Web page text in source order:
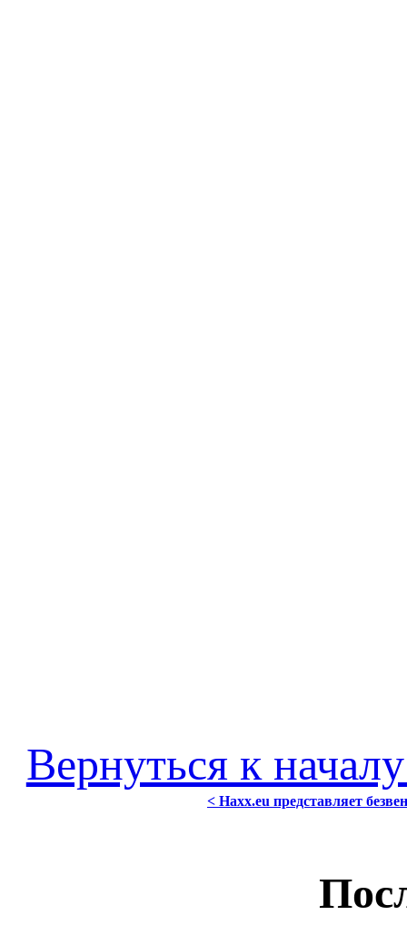
Вернуться к
< Haxx.eu представляет